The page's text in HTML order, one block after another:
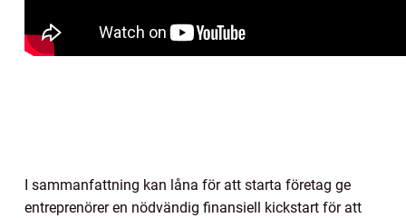
I sammanfattning kan låna för att starta företag ge
entreprenörer en nödvändig finansiell kickstart för att